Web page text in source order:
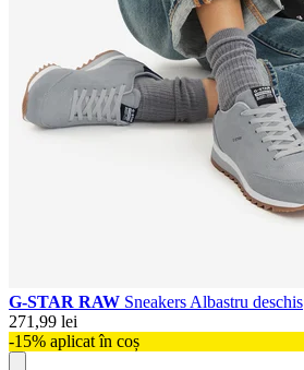
G-STAR RAW Sneakers Albastru deschis
271,99 lei
-15% aplicat în coș